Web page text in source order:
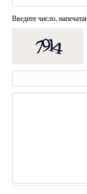
Введите число,